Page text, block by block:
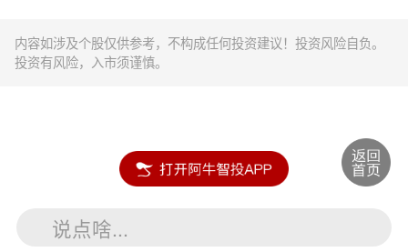
内容如涉及个股仅供参考，不构成任何投资建议！投资风险自负。
投资有风险，入市须谨慎。
说点啥...